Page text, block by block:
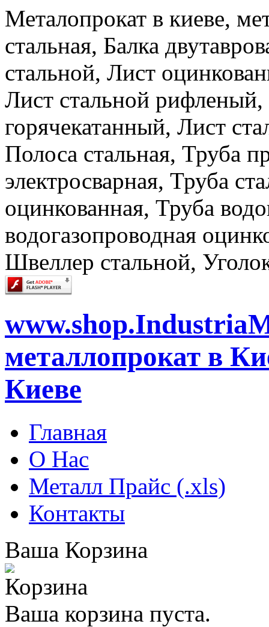
Металопрокат в киеве,
стальная, Балка
стальной, Лист
Лист стальной рифленый,
горячекатанный, Лист
Полоса стальная, Труба
электросварная, Труба
оцинкованная, Труба
водогазопроводная
Швеллер стальной,
металлопрокат в
Киеве
Главная
О Нас
Металл Прайс (.xls)
Контакты
Ваша Корзина
Ваша корзина пуста.